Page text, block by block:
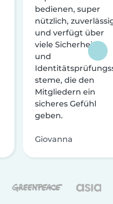
bedienen, super
nützlich,
und verfügt über
viele Sicherheits-
und
steme, die den
Mitgliedern ein
sicheres Gefühl
geben.
Giovanna